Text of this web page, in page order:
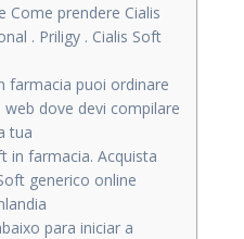
Come prendere Cialis
. Priligy . Cialis Soft
farmacia puoi ordinare
dove devi compilare
tua
in farmacia. Acquista
generico online
para iniciar a